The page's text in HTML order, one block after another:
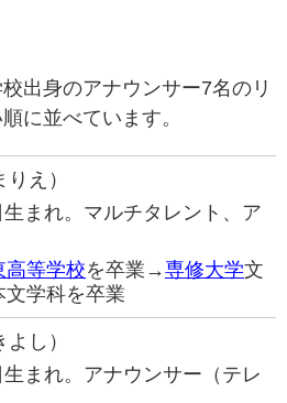
出身のアナウンサー7名のリ
に並べています。
りえ）
まれ。マルチタレント、ア
高等学校を卒業→専修大学文
学科を卒業
し）
まれ。アナウンサー（テレ